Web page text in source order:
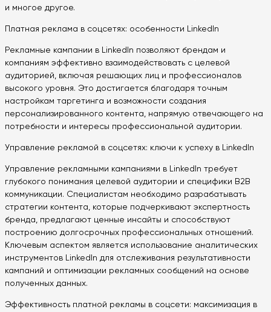
и многое другое.
Платная реклама в соцсетях: особенности LinkedIn
Рекламные кампании в LinkedIn позволяют брендам и
компаниям эффективно взаимодействовать с целевой
аудиторией, включая решающих лиц и профессионалов
высокого уровня. Это достигается благодаря точным
настройкам таргетинга и возможности создания
персонализированного контента, напрямую отвечающего на
потребности и интересы профессиональной аудитории.
Управление рекламой в соцсетях: ключи к успеху в LinkedIn
Управление рекламными кампаниями в LinkedIn требует
глубокого понимания целевой аудитории и специфики B2B
коммуникации. Специалистам необходимо разрабатывать
стратегии контента, которые подчеркивают экспертность
бренда, предлагают ценные инсайты и способствуют
построению долгосрочных профессиональных отношений.
Ключевым аспектом является использование аналитических
инструментов LinkedIn для отслеживания результативности
кампаний и оптимизации рекламных сообщений на основе
полученных данных.
Эффективность платной рекламы в соцсети: максимизация в